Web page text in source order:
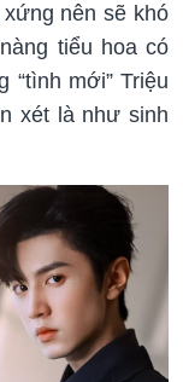
nên sẽ khó
tiểu hoa có
“tình mới” Triệu
xét là như sinh